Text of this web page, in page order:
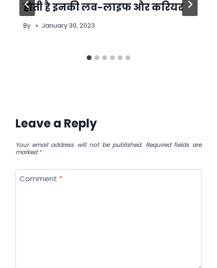
होती है इनकी लव-लाइफ और करियर
By January 30, 2023
Leave a Reply
Your email address will not be published. Required fields are
marked*
Comment *